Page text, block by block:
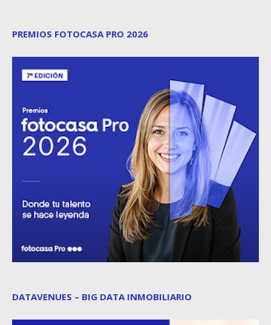
PREMIOS FOTOCASA PRO 2026
DATAVENUES – BIG DATA INMOBILIARIO